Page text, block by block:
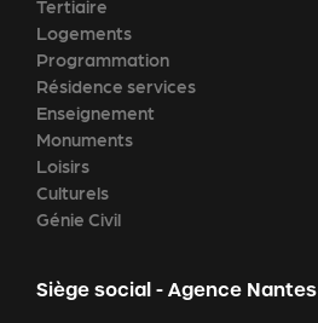
Tertiaire
Logements
Programmation
Résidence services
Enseignement
Monuments
Loisirs
Culturels
Génie Civil
Siège social - Agence Nantes